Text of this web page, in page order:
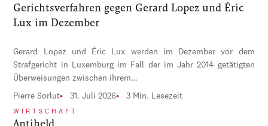
Gerichtsverfahren gegen Gerard Lopez und Éric
Lux im Dezember
Gerard Lopez und Éric Lux werden im Dezember vor dem
Strafgericht in Luxemburg im Fall der im Jahr 2014 getätigten
Überweisungen zwischen ihrem…
Pierre Sorlut 31. Juli 2026 3 Min. Lesezeit
WIRTSCHAFT
Antiheld